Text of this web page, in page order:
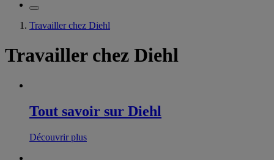
Travailler chez Diehl
Travailler chez Diehl
Tout savoir sur Diehl
Découvrir plus